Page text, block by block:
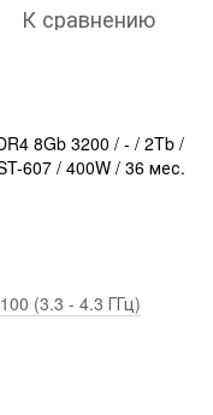
К сравнению
8Gb 3200 / - / 2Tb /
607 / 400W / 36 мес.
(3.3 - 4.3 ГГц)